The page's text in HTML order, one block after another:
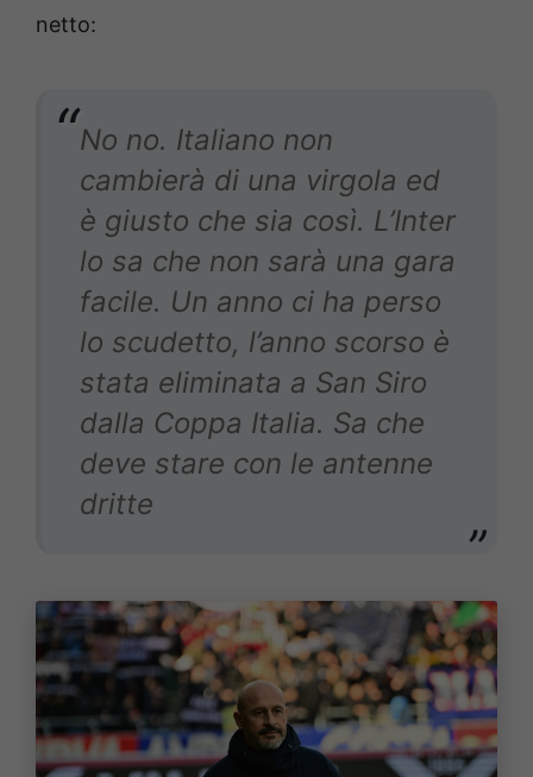
netto:
No no. Italiano non
cambierà di una virgola ed
è giusto che sia così. L’Inter
lo sa che non sarà una gara
facile. Un anno ci ha perso
lo scudetto, l’anno scorso è
stata eliminata a San Siro
dalla Coppa Italia. Sa che
deve stare con le antenne
dritte